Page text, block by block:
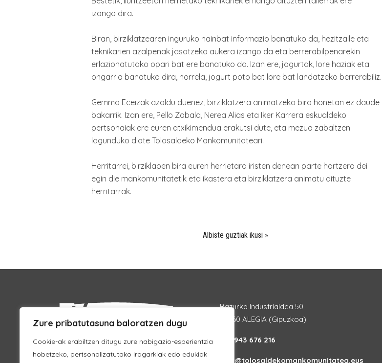
Zure pribatutasuna baloratzen dugu
Cookie-ak erabiltzen ditugu zure nabigazio-esperientzia
hobetzeko, pertsonalizatutako iragarkiak edo edukiak
izango dira.
Biran, birziklatzearen inguruko hainbat informazio banatuko da, hezitzaile eta
teknikarien azalpenak jasotzeko aukera izango da eta berrerabilpenarekin
erlazionatutako opari bat ere banatuko da. Izan ere, jogurtak, lore haziak eta
ongarria banatuko dira, horrela, jogurt poto bat lore bat landatzeko berrerabiliz.
Gemma Eceizak azaldu duenez, birziklatzera animatzeko bira honetan ez daude
bakarrik. Izan ere, Pello Zabala, Nerea Alias eta Iker Karrera eskualdeko
pertsonaiak ere euren atxikimendua erakutsi dute, eta mezua zabaltzen
lagunduko diote Tolosaldeko Mankomunitateari.
Herritarrei, birziklapen bira euren herrietara iristen denean parte hartzera dei
egin die mankomunitatetik eta ikastera eta birziklatzera animatu dituzte
herritarrak.
Albiste guztiak ikusi »
Bazurka Industrialdea 50
20260 ALEGIA (Gipuzkoa)
943 676 216
info@tolosaldekomankomunitatea.eus